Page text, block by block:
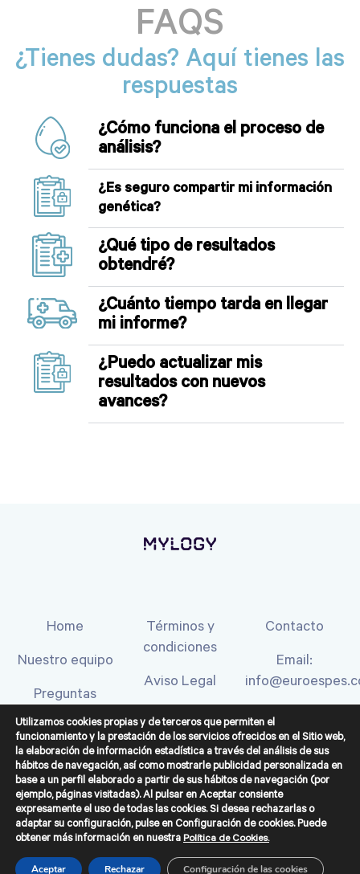
¿Cómo funciona el proceso de
análisis?
¿Es seguro compartir mi información
genética?
¿Qué tipo de resultados
obtendré?
¿Cuánto tiempo tarda en llegar
mi informe?
¿Puedo actualizar mis
resultados con nuevos
avances?
Opiniones
Cookies
Política de
privacidad
(+34) 900 922
Utilizamos cookies propias y de terceros que permiten el
funcionamiento y la prestación de los servicios ofrecidos en el Sitio web,
la elaboración de información estadística a través del análisis de sus
hábitos de navegación, así como mostrarle publicidad personalizada en
base a un perfil elaborado a partir de sus hábitos de navegación (por
ejemplo, páginas visitadas). Al pulsar en Aceptar consiente
expresamente el uso de todas las cookies. Si desea rechazarlas o
adaptar su configuración, pulse en Configuración de cookies. Puede
obtener más información en nuestra Política de Cookies.
Aceptar Rechazar Configuración de las cookies